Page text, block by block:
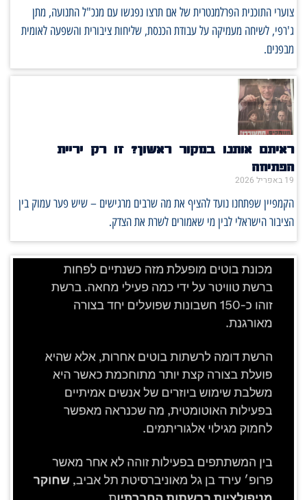
צוערי התוכנית הפרלמנטרית של אם תרצו נפגשו עם מנכ"ל התנועה, מתן
ג'רפי, לשיחה מעמיקה על עבודת הכנסת, שליחות ציבורית והשפעה לאומית
מבפנים.
ראיתם אותנו במקור ראשון? זו רק יריית
הפתיחה
19 באפריל 2026
הקמפיין שפתחנו נועד להציף את מה שרבים מרגישים – שיש פער עמוק בין
הציבור הישראלי לבין מי שאמורים לשרת את הצדק.